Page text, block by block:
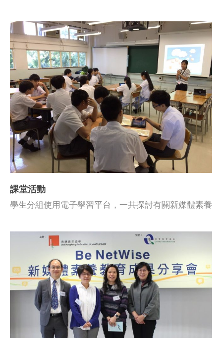
課堂活動
學生分組使用電子學習平台，一共探討有關新媒體素養